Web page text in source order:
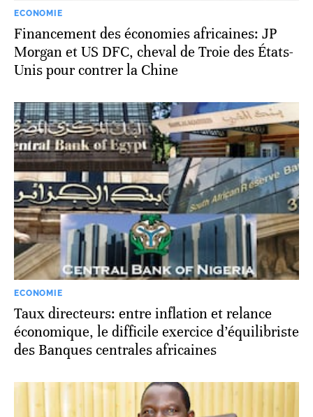
ECONOMIE
Financement des économies africaines: JP
Morgan et US DFC, cheval de Troie des États-
Unis pour contrer la Chine
ECONOMIE
Taux directeurs: entre inflation et relance
économique, le difficile exercice d’équilibriste
des Banques centrales africaines